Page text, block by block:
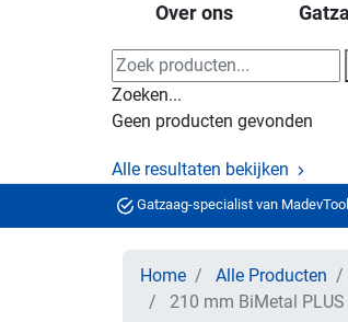
Over ons
Zoeken...
Geen producten gevonden
Alle resultaten bekijken
Gatzaag-specialist van
Home Alle Producten
210 mm BiMetal